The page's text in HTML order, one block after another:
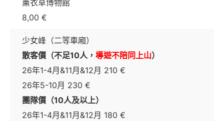
薰衣草博物館
8,00 €
少女峰（二等車廂）
散客價（不足10人， 導遊不陪同上山）
26年1-4月&11月&12月 210 €
26年5-10月 230 €
團隊價（10人及以上）
26年1-4月&11月&12月 180 €